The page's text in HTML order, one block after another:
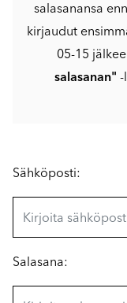
salasanansa
kirjaudut
05-15
salasanan" -
Sähköposti:
Salasana: